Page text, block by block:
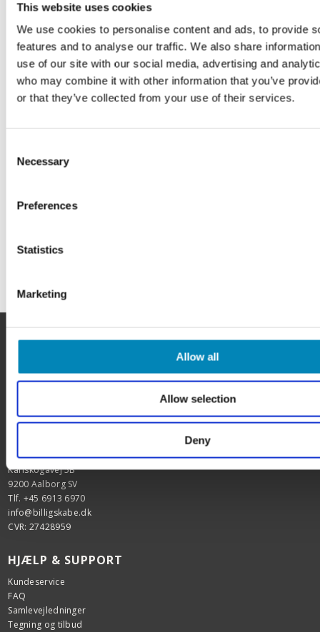
This website uses cookies
We use cookies to personalise content and ads, to provide
features and to analyse our traffic. We also share
use of our site with our social media, advertising and
who may combine it with other information that you’ve
or that they’ve collected from your use of their services.
Selection
Necessary
Preferences
Statistics
Marketing
Allow all
Allow selection
Deny
Har du brug for hjælp?
Vi har altid åbent alle ugens dage 9-22. Tlf.6913 6970.
Ring mig op Kontakt os
BilligSkabe.dk
SHOWROOM OG WEBSHOP
Karlskogavej 5B
9200 Aalborg SV
Tlf. +45 6913 6970
info@billigskabe.dk
CVR: 27428959
HJÆLP & SUPPORT
Kundeservice
FAQ
Samlevejledninger
Tegning og tilbud